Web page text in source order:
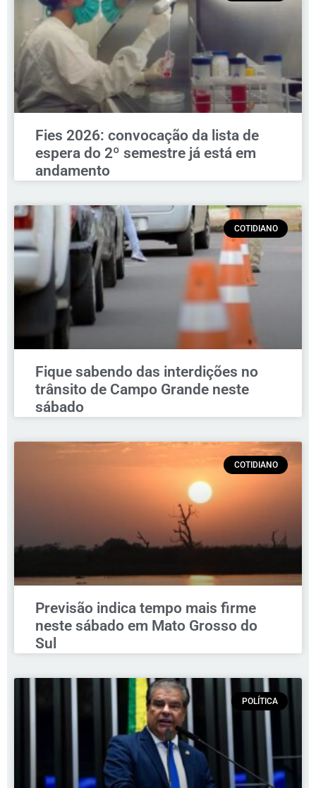
Fies 2026: convocação da lista de
espera do 2º semestre já está em
andamento
COTIDIANO
Fique sabendo das interdições no
trânsito de Campo Grande neste
sábado
COTIDIANO
Previsão indica tempo mais firme
neste sábado em Mato Grosso do
Sul
POLÍTICA